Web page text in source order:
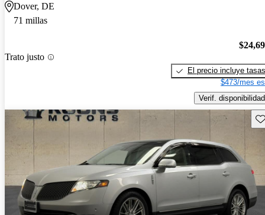
Dover, DE
71 millas
Trato justo
El precio incluye tasas
$473/mes
Verif. disponibilidad